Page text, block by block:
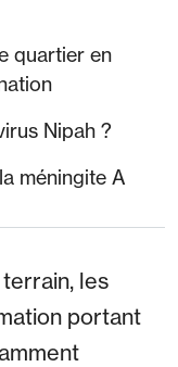
quartier en
Nipah ?
méningite A
les
portant